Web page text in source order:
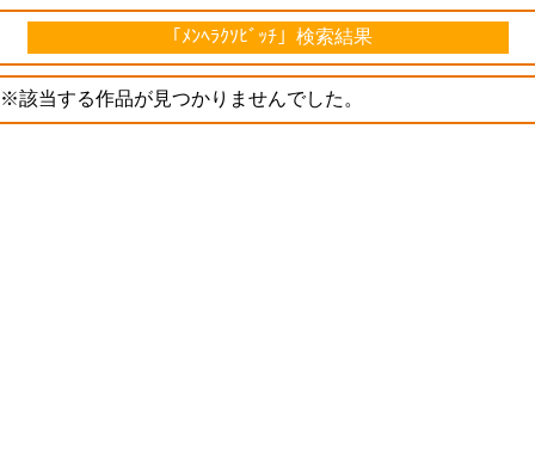
「ﾒﾝﾍﾗｸｿﾋﾞｯﾁ」検索結果
※該当する作品が見つかりませんでした。